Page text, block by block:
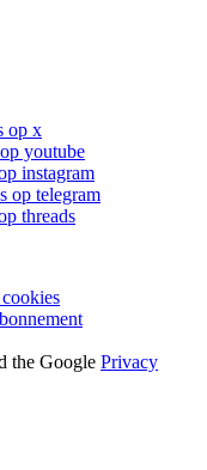
op x
youtube
instagram
op telegram
threads
the Google Privacy